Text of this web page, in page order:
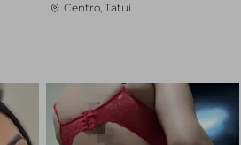
Centro, Tatuí